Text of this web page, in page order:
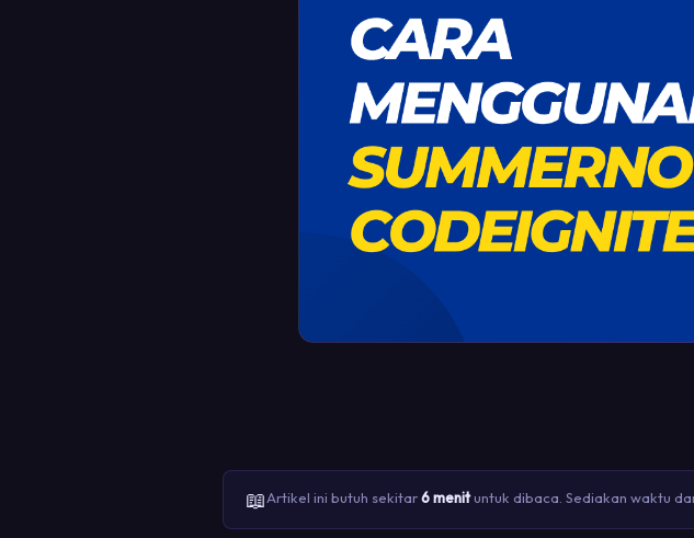
📖Artikel ini butuh sekitar6 menituntuk dibaca. Sediakan waktu